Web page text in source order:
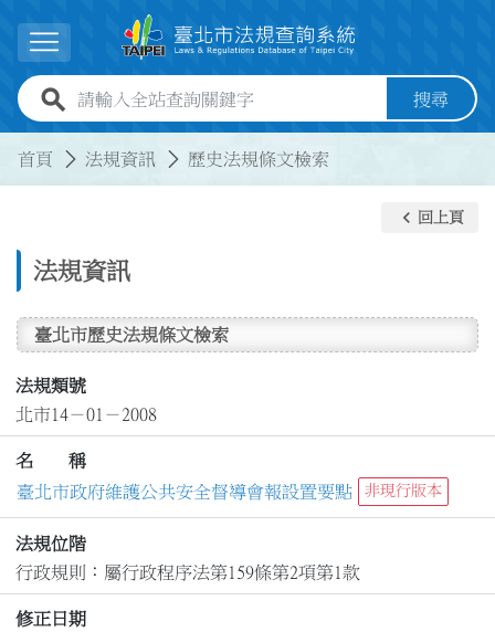
展開選單
全站查詢關鍵字欄位 搜尋
首頁 法規資訊 歷史法規條文檢索
法規資訊
keyboard_arrow_left 回上頁
臺北市歷史法規條文檢索
法規類號
北市14－01－2008
名 稱
臺北市政府維護公共安全督導會報設置要點
非現行版本
法規位階
行政規則：屬行政程序法第159條第2項第1款
修正日期